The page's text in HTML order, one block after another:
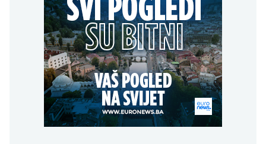
aktivan, gust dim
otežava gašenje iz zraka
AKTUELNO
Požar kod Konjica i dalje
aktivan, gust dim
otežava gašenje iz zraka
Grčka dronovima
kontrolisala više od 300
plaža zbog nelegalnog
zauzimanja obale
Španija postavila
ultimatum Italiji da ukine
granične kontrole
FOKUS
Amerikanci
upozoravaju: Putin bi
mogao testirati NATO
ograničenim napadom,
djece moraju platiti 942
miliona dolara
KULTURA
Rat i pijesak prijete
drevnim piramidama
Meroe u Sudanu